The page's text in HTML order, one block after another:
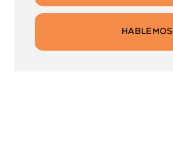
HABLEMOS